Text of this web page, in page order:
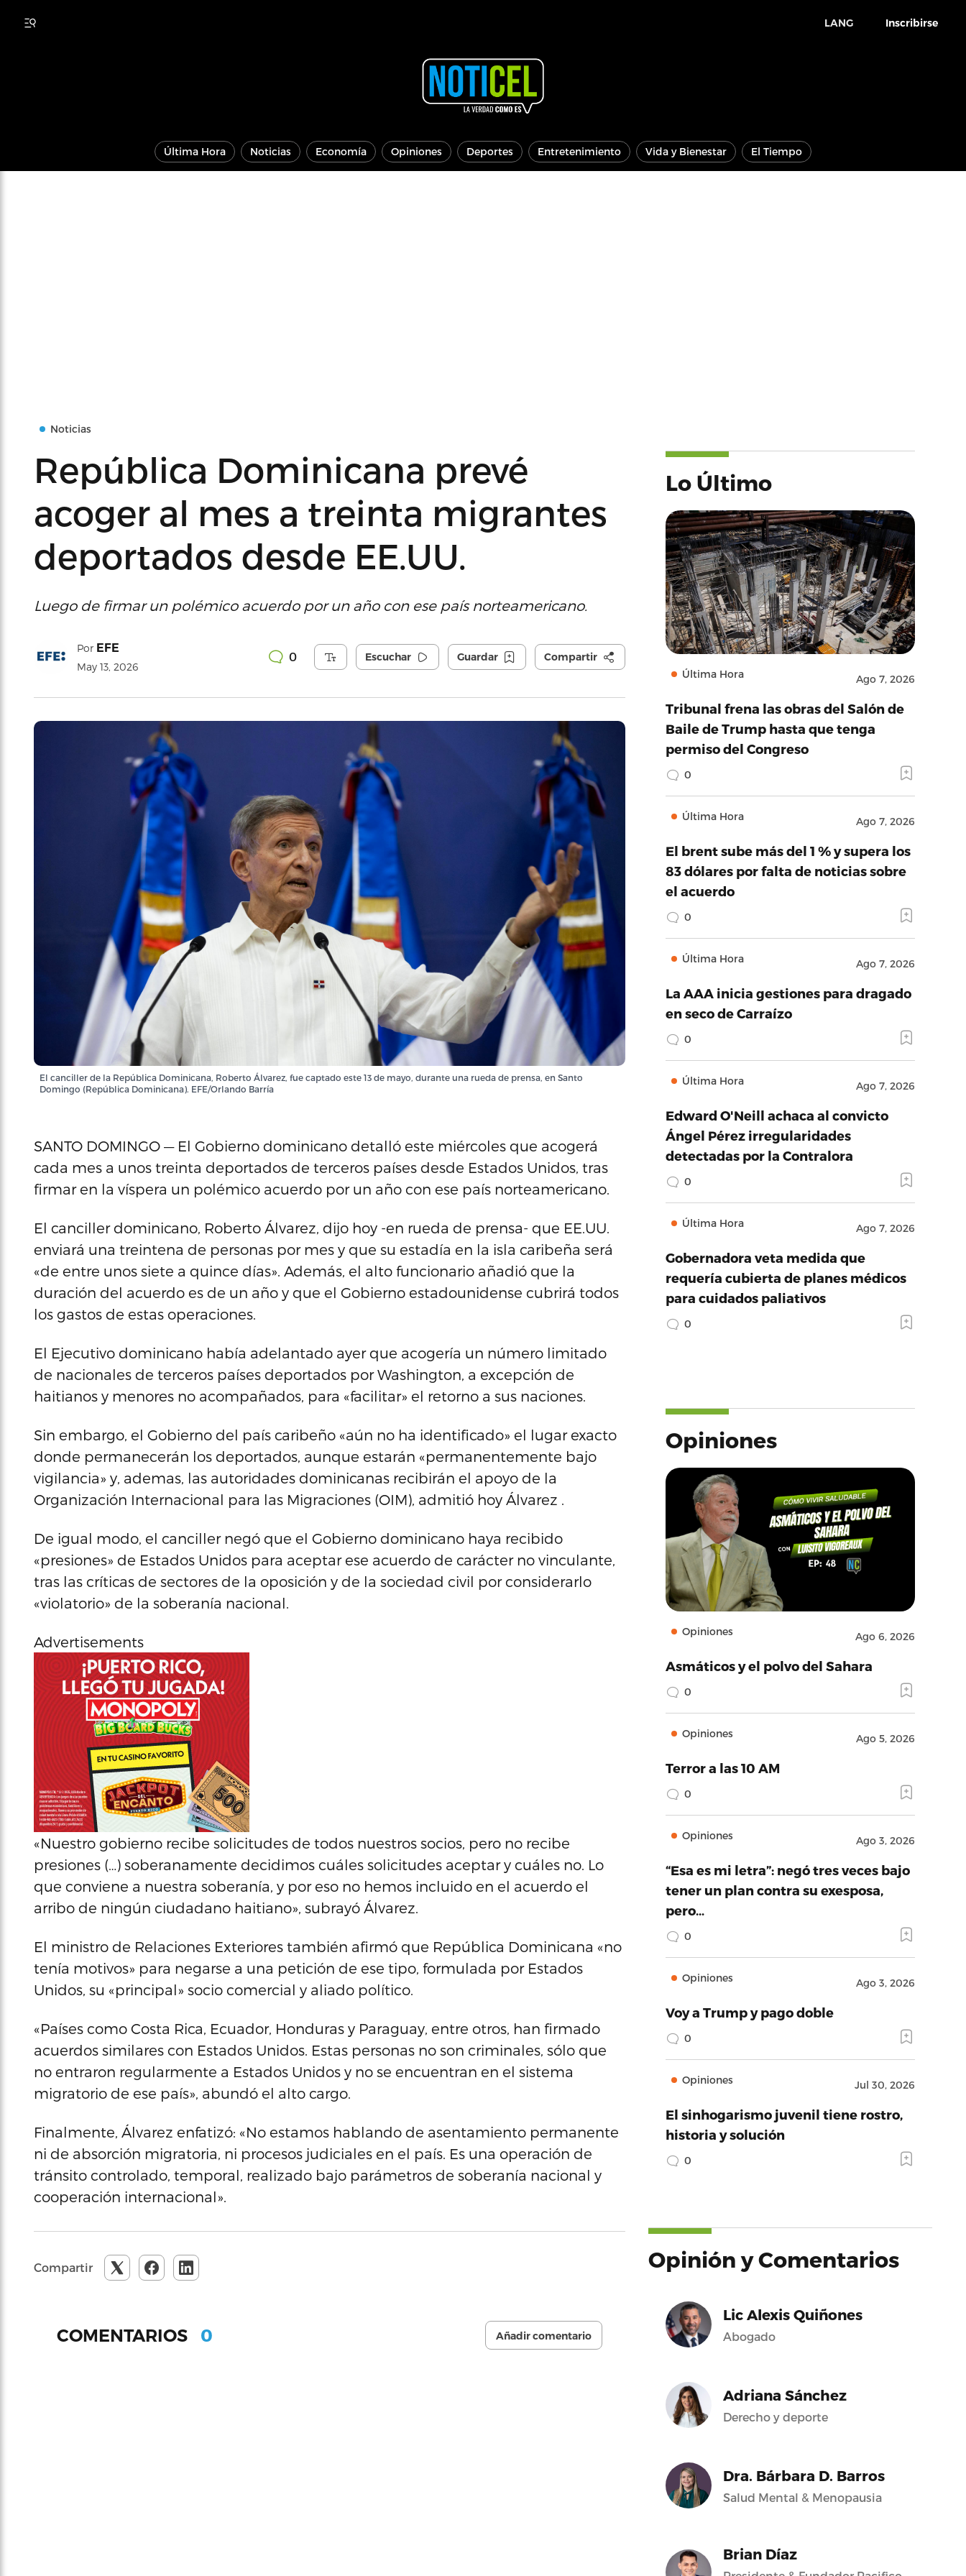
LANG Inscribirse
Última Hora Noticias Economía Opiniones Deportes Entretenimiento Vida y Bienestar El Tiempo
Noticias
República Dominicana prevé
acoger al mes a treinta migrantes
deportados desde EE.UU.
Luego de firmar un polémico acuerdo por un año con ese país norteamericano.
Por EFE
May 13, 2026
0 Escuchar Guardar Compartir
El canciller de la República Dominicana, Roberto Álvarez, fue captado este 13 de mayo, durante una rueda de prensa, en Santo
Domingo (República Dominicana). EFE/Orlando Barría
SANTO DOMINGO — El Gobierno dominicano detalló este miércoles que acogerá
cada mes a unos treinta deportados de terceros países desde Estados Unidos, tras
firmar en la víspera un polémico acuerdo por un año con ese país norteamericano.
El canciller dominicano, Roberto Álvarez, dijo hoy -en rueda de prensa- que EE.UU.
enviará una treintena de personas por mes y que su estadía en la isla caribeña será
«de entre unos siete a quince días». Además, el alto funcionario añadió que la
duración del acuerdo es de un año y que el Gobierno estadounidense cubrirá todos
los gastos de estas operaciones.
El Ejecutivo dominicano había adelantado ayer que acogería un número limitado
de nacionales de terceros países deportados por Washington, a excepción de
haitianos y menores no acompañados, para «facilitar» el retorno a sus naciones.
Sin embargo, el Gobierno del país caribeño «aún no ha identificado» el lugar exacto
donde permanecerán los deportados, aunque estarán «permanentemente bajo
vigilancia» y, ademas, las autoridades dominicanas recibirán el apoyo de la
Organización Internacional para las Migraciones (OIM), admitió hoy Álvarez .
De igual modo, el canciller negó que el Gobierno dominicano haya recibido
«presiones» de Estados Unidos para aceptar ese acuerdo de carácter no vinculante,
tras las críticas de sectores de la oposición y de la sociedad civil por considerarlo
«violatorio» de la soberanía nacional.
Advertisements
«Nuestro gobierno recibe solicitudes de todos nuestros socios, pero no recibe
presiones (…) soberanamente decidimos cuáles solicitudes aceptar y cuáles no. Lo
que conviene a nuestra soberanía, y por eso no hemos incluido en el acuerdo el
arribo de ningún ciudadano haitiano», subrayó Álvarez.
El ministro de Relaciones Exteriores también afirmó que República Dominicana «no
tenía motivos» para negarse a una petición de ese tipo, formulada por Estados
Unidos, su «principal» socio comercial y aliado político.
«Países como Costa Rica, Ecuador, Honduras y Paraguay, entre otros, han firmado
acuerdos similares con Estados Unidos. Estas personas no son criminales, sólo que
no entraron regularmente a Estados Unidos y no se encuentran en el sistema
migratorio de ese país», abundó el alto cargo.
Finalmente, Álvarez enfatizó: «No estamos hablando de asentamiento permanente
ni de absorción migratoria, ni procesos judiciales en el país. Es una operación de
tránsito controlado, temporal, realizado bajo parámetros de soberanía nacional y
cooperación internacional».
Compartir
COMENTARIOS 0 Añadir comentario
Lo Último
Última Hora Ago 7, 2026
Tribunal frena las obras del Salón de
Baile de Trump hasta que tenga
permiso del Congreso
0
Última Hora Ago 7, 2026
El brent sube más del 1 % y supera los
83 dólares por falta de noticias sobre
el acuerdo
0
Última Hora Ago 7, 2026
La AAA inicia gestiones para dragado
en seco de Carraízo
0
Última Hora Ago 7, 2026
Edward O'Neill achaca al convicto
Ángel Pérez irregularidades
detectadas por la Contralora
0
Última Hora Ago 7, 2026
Gobernadora veta medida que
requería cubierta de planes médicos
para cuidados paliativos
0
Opiniones
Opiniones Ago 6, 2026
Asmáticos y el polvo del Sahara
0
Opiniones Ago 5, 2026
Terror a las 10 AM
0
Opiniones Ago 3, 2026
“Esa es mi letra”: negó tres veces bajo
tener un plan contra su exesposa,
pero…
0
Opiniones Ago 3, 2026
Voy a Trump y pago doble
0
Opiniones Jul 30, 2026
El sinhogarismo juvenil tiene rostro,
historia y solución
0
Opinión y Comentarios
Lic Alexis Quiñones
Abogado
Adriana Sánchez
Derecho y deporte
Dra. Bárbara D. Barros
Salud Mental & Menopausia
Brian Díaz